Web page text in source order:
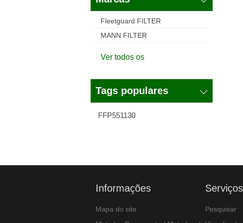
Fleetguard FILTER
MANN FILTER
Ver todos os
Tags populares
FFP551130
Informações
Mapa do site
Serviços
Pesquisar